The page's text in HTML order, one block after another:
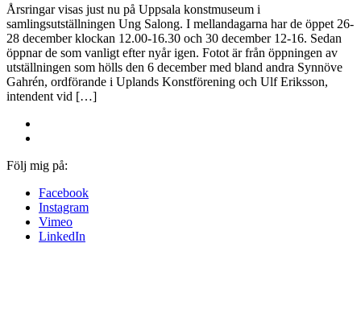
Årsringar visas just nu på Uppsala konstmuseum i
samlingsutställningen Ung Salong. I mellandagarna har de öppet 26-
28 december klockan 12.00-16.30 och 30 december 12-16. Sedan
öppnar de som vanligt efter nyår igen. Fotot är från öppningen av
utställningen som hölls den 6 december med bland andra Synnöve
Gahrén, ordförande i Uplands Konstförening och Ulf Eriksson,
intendent vid […]
Följ mig på:
Facebook
Instagram
Vimeo
LinkedIn